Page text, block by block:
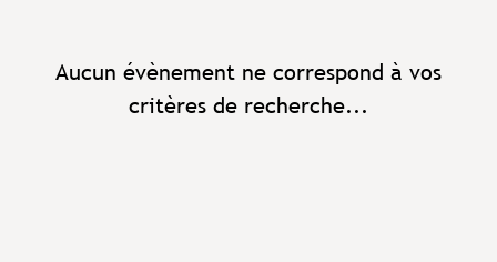
Aucun évènement ne correspond à vos
critères de recherche...